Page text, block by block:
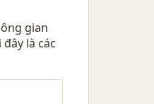
gian
là các